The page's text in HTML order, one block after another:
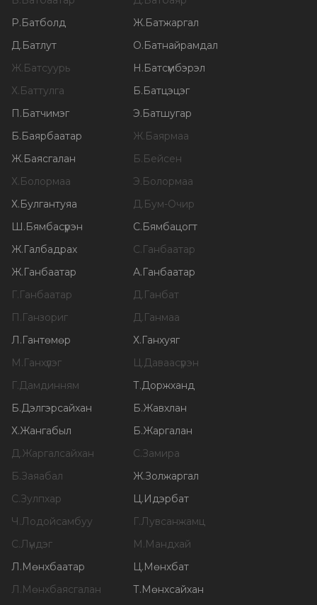
Р.Батболд Ж.Батжаргал
Д.Батлут О.Батнайрамдал
Ж.Батсуурь Н.Батсүмбэрэл
Х.Баттулга Б.Батцэцэг
П.Батчимэг Э.Батшугар
Б.Баярбаатар Ж.Баярмаа
Ж.Баясгалан Б.Бейсен
Х.Болормаа Э.Болормаа
Х.Булгантуяа Д.Бум-Очир
Ш.Бямбасүрэн С.Бямбацогт
Ж.Галбадрах С.Ганбаатар
Ж.Ганбаатар А.Ганбаатар
Г.Ганбаатар Д.Ганбат
П.Ганзориг Д.Ганмаа
Л.Гантөмөр Х.Ганхуяг
М.Ганхүлэг Ц.Даваасүрэн
Г.Дамдинням Т.Доржханд
Б.Дэлгэрсайхан Б.Жавхлан
Х.Жангабыл Б.Жаргалан
Д.Жаргалсайхан С.Замира
Б.Заяабал Ж.Золжаргал
С.Зулпхар Ц.Идэрбат
Ч.Лодойсамбуу Г.Лувсанжамц
С.Лүндэг М.Мандхай
Л.Мөнхбаатар Ц.Мөнхбат
Л.Мөнхбаясгалан Т.Мөнхсайхан